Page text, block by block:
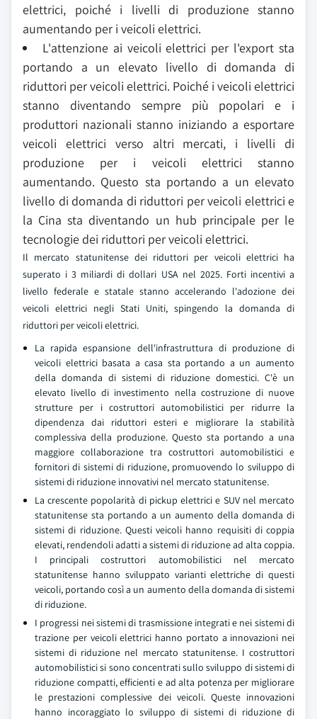
elettrici, poiché i livelli di produzione stanno
aumentando per i veicoli elettrici.
L'attenzione ai veicoli elettrici per l'export sta
portando a un elevato livello di domanda di
riduttori per veicoli elettrici. Poiché i veicoli elettrici
stanno diventando sempre più popolari e i
produttori nazionali stanno iniziando a esportare
veicoli elettrici verso altri mercati, i livelli di
produzione per i veicoli elettrici stanno
aumentando. Questo sta portando a un elevato
livello di domanda di riduttori per veicoli elettrici e
la Cina sta diventando un hub principale per le
tecnologie dei riduttori per veicoli elettrici.
Il mercato statunitense dei riduttori per veicoli elettrici ha
superato i 3 miliardi di dollari USA nel 2025. Forti incentivi a
livello federale e statale stanno accelerando l'adozione dei
veicoli elettrici negli Stati Uniti, spingendo la domanda di
riduttori per veicoli elettrici.
La rapida espansione dell'infrastruttura di produzione di
veicoli elettrici basata a casa sta portando a un aumento
della domanda di sistemi di riduzione domestici. C'è un
elevato livello di investimento nella costruzione di nuove
strutture per i costruttori automobilistici per ridurre la
dipendenza dai riduttori esteri e migliorare la stabilità
complessiva della produzione. Questo sta portando a una
maggiore collaborazione tra costruttori automobilistici e
fornitori di sistemi di riduzione, promuovendo lo sviluppo di
sistemi di riduzione innovativi nel mercato statunitense.
La crescente popolarità di pickup elettrici e SUV nel mercato
statunitense sta portando a un aumento della domanda di
sistemi di riduzione. Questi veicoli hanno requisiti di coppia
elevati, rendendoli adatti a sistemi di riduzione ad alta coppia.
I principali costruttori automobilistici nel mercato
statunitense hanno sviluppato varianti elettriche di questi
veicoli, portando così a un aumento della domanda di sistemi
di riduzione.
I progressi nei sistemi di trasmissione integrati e nei sistemi di
trazione per veicoli elettrici hanno portato a innovazioni nei
sistemi di riduzione nel mercato statunitense. I costruttori
automobilistici si sono concentrati sullo sviluppo di sistemi di
riduzione compatti, efficienti e ad alta potenza per migliorare
le prestazioni complessive dei veicoli. Queste innovazioni
hanno incoraggiato lo sviluppo di sistemi di riduzione di